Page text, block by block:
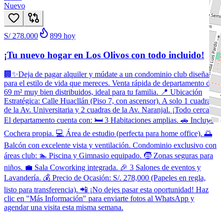
Nuevo
S/ 278.000 899 hoy
¡Tu nuevo hogar en Los Olivos con todo incluido!
🏢✨Deja de pagar alquiler y múdate a un condominio club diseñado
para el estilo de vida que mereces. Venta rápida de departamento de
69 m² muy bien distribuidos, ideal para tu familia. 📍 Ubicación
Estratégica: Calle Huacllán (Piso 7, con ascensor). A solo 1 cuadra
de la Av. Universitaria y 2 cuadras de la Av. Naranjal. ¡Todo cerca!
El departamento cuenta con: 🛏️ 3 Habitaciones amplias. 🚗 Incluye
Cochera propia. 💻 Área de estudio (perfecta para home office). 🌅
Balcón con excelente vista y ventilación. Condominio exclusivo con
áreas club: 🏊 Piscina y Gimnasio equipado. 🧒 Zonas seguras para
niños. 💼 Sala Coworking integrada. 🎉 3 Salones de eventos y
Lavandería. 💰 Precio de Ocasión: S/. 278,000 (Papeles en regla,
listo para transferencia). 📲 ¡No dejes pasar esta oportunidad! Haz
clic en "Más Información" para enviarte fotos al WhatsApp y
agendar una visita esta misma semana.